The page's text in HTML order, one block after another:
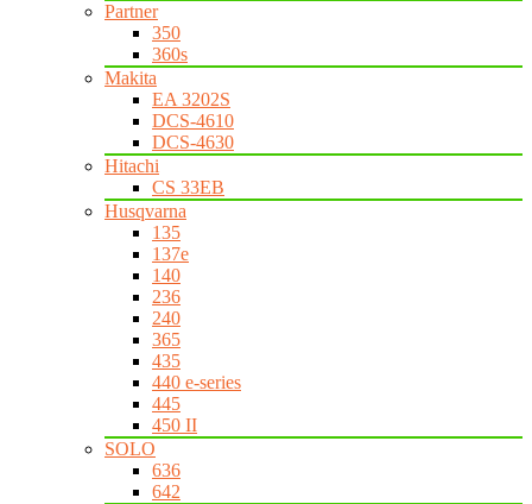
Partner
350
360s
Makita
EA 3202S
DCS-4610
DCS-4630
Hitachi
CS 33EB
Husqvarna
135
137e
140
236
240
365
435
440 e-series
445
450 II
SOLO
636
642